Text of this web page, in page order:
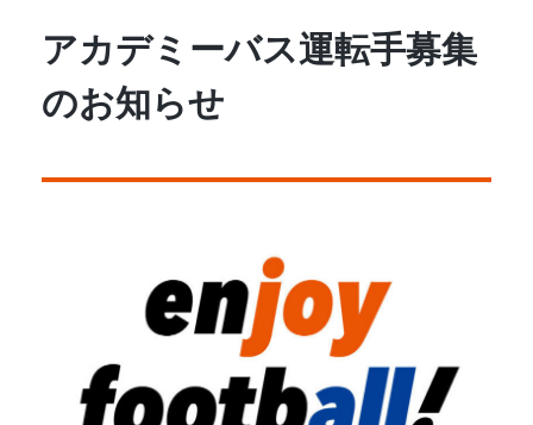
アカデミーバス運転手募集
のお知らせ